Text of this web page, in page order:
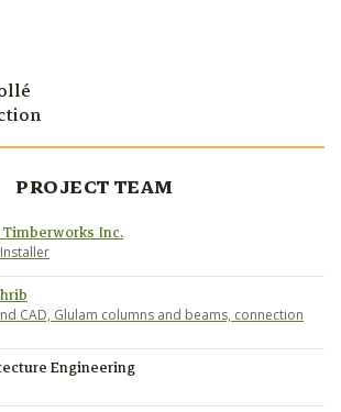
PROJECT TEAM
Inc.
CAD, Glulam columns and beams, connection
Engineering